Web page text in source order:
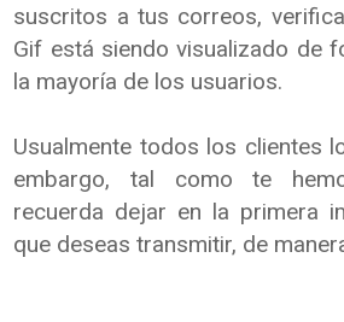
suscritos a tus correos,
Gif está siendo visualizado de
la mayoría de los usuarios.
Usualmente todos los clientes
embargo, tal como te
recuerda dejar en la primera
que deseas transmitir, de